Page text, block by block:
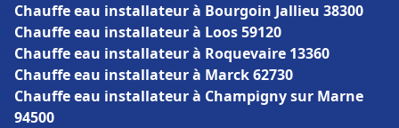
Chauffe eau installateur à Bourgoin Jallieu 38300
Chauffe eau installateur à Loos 59120
Chauffe eau installateur à Roquevaire 13360
Chauffe eau installateur à Marck 62730
Chauffe eau installateur à Champigny sur Marne
94500